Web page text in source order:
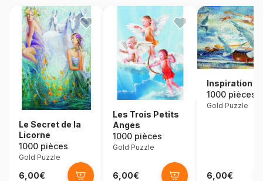
Le Secret de la
Licorne
1000 pièces
Gold Puzzle
6,00€
Les Trois Petits
Anges
1000 pièces
Gold Puzzle
6,00€
Inspiration
1000 pièces
Gold Puzzle
6,00€